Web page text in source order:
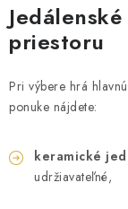
Kontakty
priestoru
Pri výbere hrá
ponuke nájdete:
keramické
udržiavateľné,